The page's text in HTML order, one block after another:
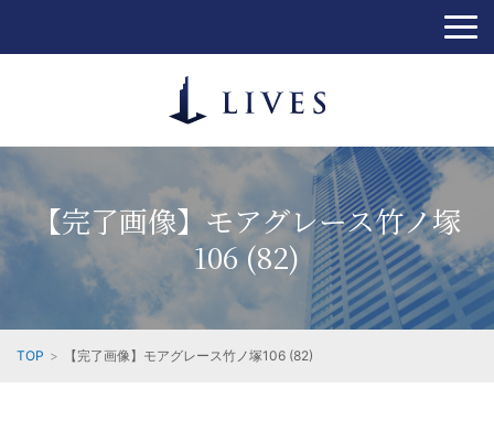
【完了画像】モアグレース竹ノ塚
106 (82)
TOP 【完了画像】モアグレース竹ノ塚106 (82)